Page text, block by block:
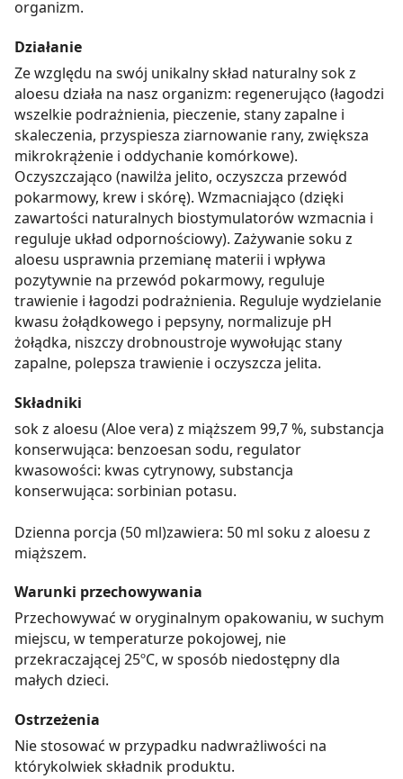
organizm.
Działanie
Ze względu na swój unikalny skład naturalny sok z
aloesu działa na nasz organizm: regenerująco (łagodzi
wszelkie podrażnienia, pieczenie, stany zapalne i
skaleczenia, przyspiesza ziarnowanie rany, zwiększa
mikrokrążenie i oddychanie komórkowe).
Oczyszczająco (nawilża jelito, oczyszcza przewód
pokarmowy, krew i skórę). Wzmacniająco (dzięki
zawartości naturalnych biostymulatorów wzmacnia i
reguluje układ odpornościowy). Zażywanie soku z
aloesu usprawnia przemianę materii i wpływa
pozytywnie na przewód pokarmowy, reguluje
trawienie i łagodzi podrażnienia. Reguluje wydzielanie
kwasu żołądkowego i pepsyny, normalizuje pH
żołądka, niszczy drobnoustroje wywołując stany
zapalne, polepsza trawienie i oczyszcza jelita.
Składniki
sok z aloesu (Aloe vera) z miąższem 99,7 %, substancja
konserwująca: benzoesan sodu, regulator
kwasowości: kwas cytrynowy, substancja
konserwująca: sorbinian potasu.
Dzienna porcja (50 ml)zawiera: 50 ml soku z aloesu z
miąższem.
Warunki przechowywania
Przechowywać w oryginalnym opakowaniu, w suchym
miejscu, w temperaturze pokojowej, nie
przekraczającej 25ºC, w sposób niedostępny dla
małych dzieci.
Ostrzeżenia
Nie stosować w przypadku nadwrażliwości na
którykolwiek składnik produktu.